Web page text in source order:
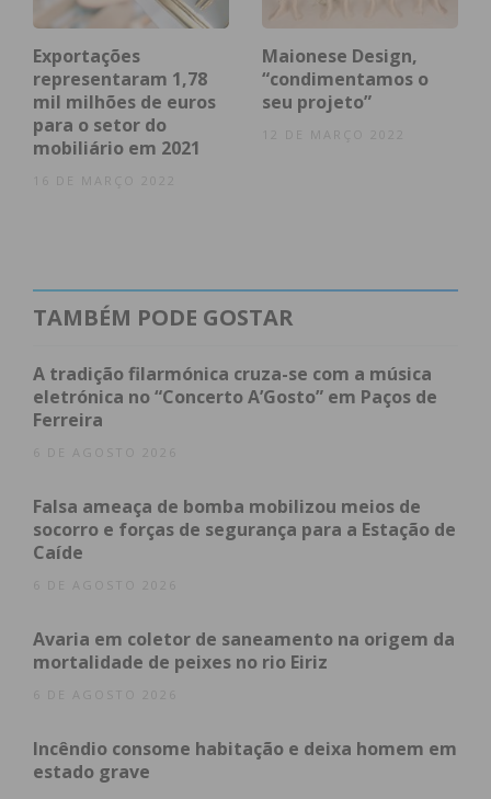
Exportações
representaram 1,78
mil milhões de euros
para o setor do
mobiliário em 2021
16 DE MARÇO 2022
Maionese Design,
“condimentamos o
seu projeto”
12 DE MARÇO 2022
TAMBÉM PODE GOSTAR
A tradição filarmónica cruza-se com a música
eletrónica no “Concerto A’Gosto” em Paços de
Ferreira
6 DE AGOSTO 2026
Falsa ameaça de bomba mobilizou meios de
socorro e forças de segurança para a Estação de
Caíde
6 DE AGOSTO 2026
Avaria em coletor de saneamento na origem da
mortalidade de peixes no rio Eiriz
6 DE AGOSTO 2026
Incêndio consome habitação e deixa homem em
estado grave